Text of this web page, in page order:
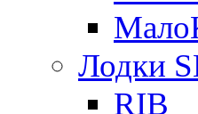
Лодки
RIB